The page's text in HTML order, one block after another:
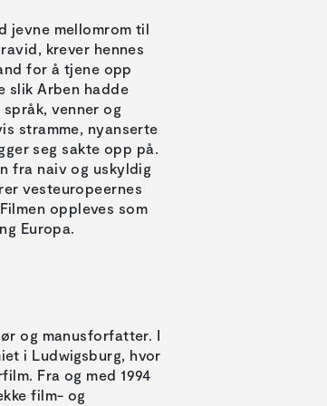
jevne mellomrom til
krever hennes
for å tjene opp
slik Arben hadde
venner og
stramme, nyanserte
seg sakte opp på.
fra naiv og uskyldig
vesteuropeernes
oppleves som
Europa.
og manusforfatter. I
i Ludwigsburg, hvor
Fra og med 1994
film- og